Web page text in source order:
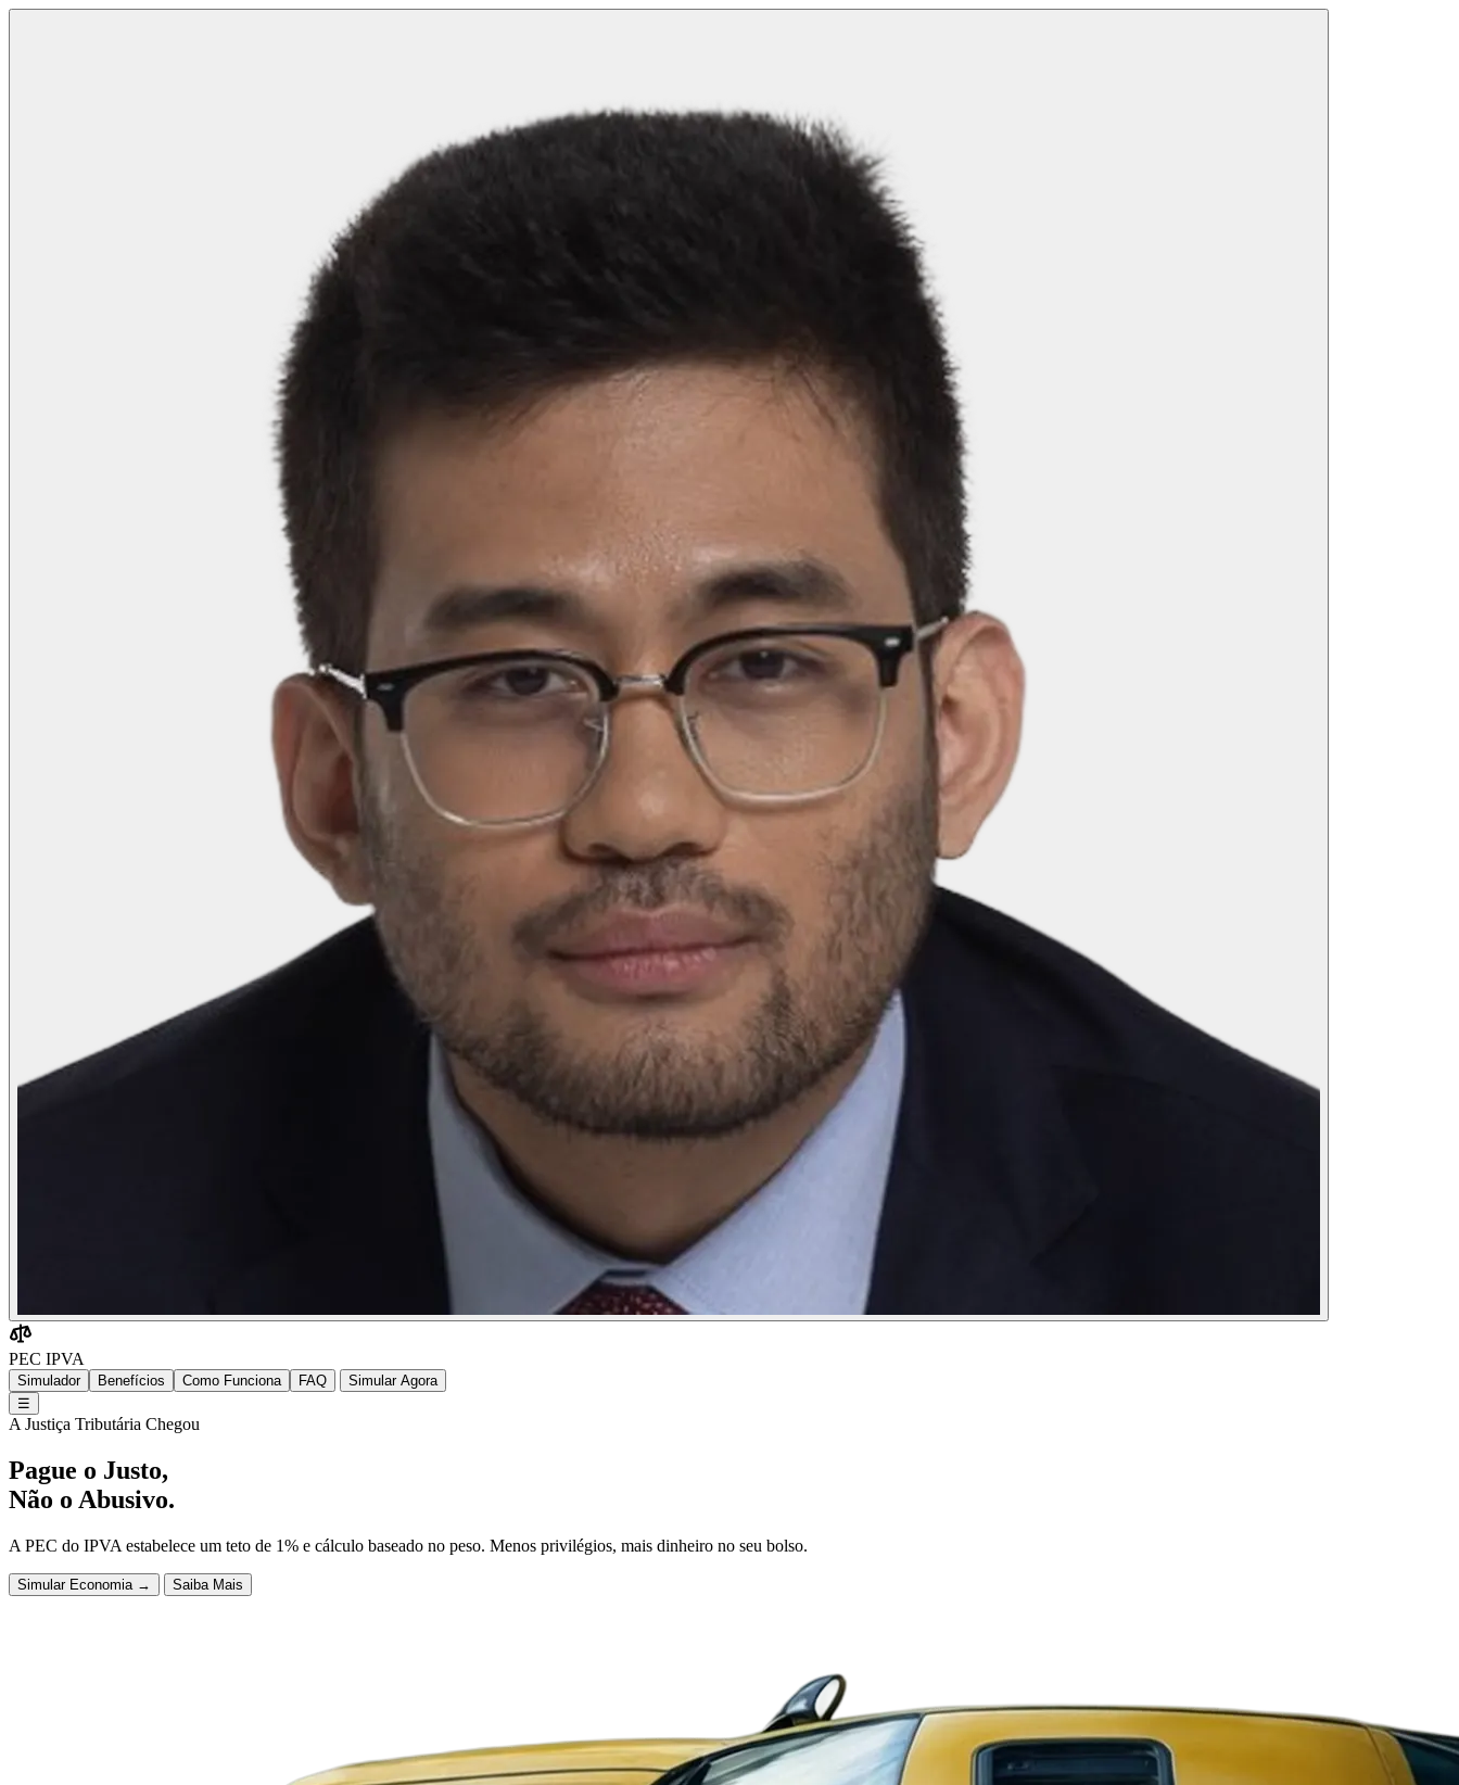
PEC IPVA
Simulador Benefícios Como Funciona FAQ
Simular Agora
☰
A Justiça Tributária Chegou
Pague o Justo,
Não o Abusivo.
A PEC do IPVA estabelece um teto de 1% e cálculo baseado no peso. Menos privilégios, mais dinheiro no seu bolso.
Simular Economia → Saiba Mais